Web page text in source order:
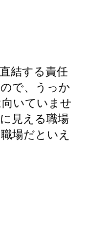
結する責任
で、うっか
いていませ
見える職場
場だといえ